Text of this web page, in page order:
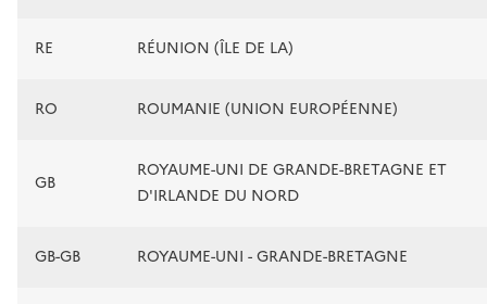
RE RÉUNION (ÎLE DE LA)
RO ROUMANIE (UNION EUROPÉENNE)
GB
ROYAUME-UNI DE GRANDE-BRETAGNE ET
D'IRLANDE DU NORD
GB-GB ROYAUME-UNI - GRANDE-BRETAGNE